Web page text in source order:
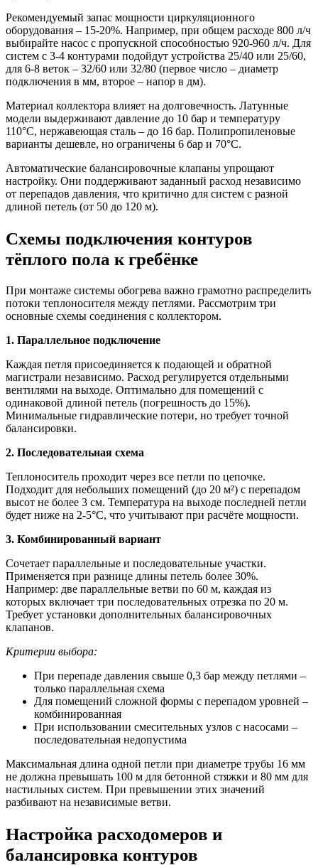
Рекомендуемый запас мощности циркуляционного
оборудования – 15-20%. Например, при общем расходе 800 л/ч
выбирайте насос с пропускной способностью 920-960 л/ч. Для
систем с 3-4 контурами подойдут устройства 25/40 или 25/60,
для 6-8 веток – 32/60 или 32/80 (первое число – диаметр
подключения в мм, второе – напор в дм).
Материал коллектора влияет на долговечность. Латунные
модели выдерживают давление до 10 бар и температуру
110°C, нержавеющая сталь – до 16 бар. Полипропиленовые
варианты дешевле, но ограничены 6 бар и 70°C.
Автоматические балансировочные клапаны упрощают
настройку. Они поддерживают заданный расход независимо
от перепадов давления, что критично для систем с разной
длиной петель (от 50 до 120 м).
Схемы подключения контуров
тёплого пола к гребёнке
При монтаже системы обогрева важно грамотно распределить
потоки теплоносителя между петлями. Рассмотрим три
основные схемы соединения с коллектором.
1. Параллельное подключение
Каждая петля присоединяется к подающей и обратной
магистрали независимо. Расход регулируется отдельными
вентилями на выходе. Оптимально для помещений с
одинаковой длиной петель (погрешность до 15%).
Минимальные гидравлические потери, но требует точной
балансировки.
2. Последовательная схема
Теплоноситель проходит через все петли по цепочке.
Подходит для небольших помещений (до 20 м²) с перепадом
высот не более 3 см. Температура на выходе последней петли
будет ниже на 2-5°C, что учитывают при расчёте мощности.
3. Комбинированный вариант
Сочетает параллельные и последовательные участки.
Применяется при разнице длины петель более 30%.
Например: две параллельные ветви по 60 м, каждая из
которых включает три последовательных отрезка по 20 м.
Требует установки дополнительных балансировочных
клапанов.
Критерии выбора:
При перепаде давления свыше 0,3 бар между петлями –
только параллельная схема
Для помещений сложной формы с перепадом уровней –
комбинированная
При использовании смесительных узлов с насосами –
последовательная недопустима
Максимальная длина одной петли при диаметре трубы 16 мм
не должна превышать 100 м для бетонной стяжки и 80 мм для
настильных систем. При превышении этих значений
разбивают на независимые ветви.
Настройка расходомеров и
балансировка контуров